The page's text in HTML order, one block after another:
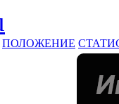
ПОЛОЖЕНИЕ